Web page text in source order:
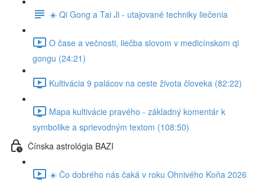
☀️ Qi Gong a Tai Ji - utajované techniky liečenia
O čase a večnosti, liečba slovom v medicínskom qi
gongu (24:21)
Kultivácia 9 palácov na ceste života človeka (82:22)
Mapa kultivácie pravého - základný komentár k
symbolike a sprievodným textom (108:50)
Čínska astrológia BAZI
☀️ Čo dobrého nás čaká v roku Ohnivého Koňa 2026